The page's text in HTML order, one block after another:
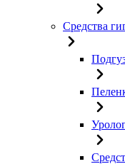
Средства